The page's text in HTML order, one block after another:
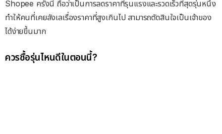
Shopee ครั้งนี้ ถือว่าเป็นการลดราคาที่รุนแรงและรวดเร็วที่สุดรุ่นหนึ่ง
ทำให้คนที่เคยลังเลเรื่องราคาที่สูงเกินไป สามารถตัดสินใจเป็นเจ้าของ
ได้ง่ายขึ้นมาก
ควรซื้อรุ่นไหนดีในตอนนี้?